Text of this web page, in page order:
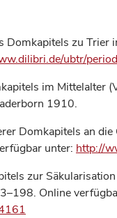
zu
ubtr/
im Mittelalter
1910.
Domkapitels an
unter: http://
zur
Online